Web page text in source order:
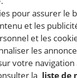
pour assurer
et les
et les
les
votre navigation
la liste de